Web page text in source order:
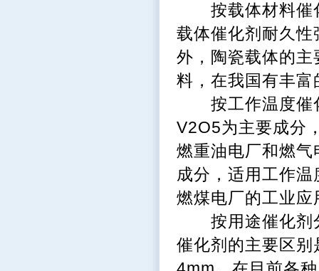
按载体材料催化
载体催化剂耐久
外，陶瓷载体的
料，在我国有丰
按工作温度催化
V2O5为主要成分
燃重油电厂和燃
成分，适用工作
燃煤电厂的工业应
按用途催化剂分
催化剂的主要区